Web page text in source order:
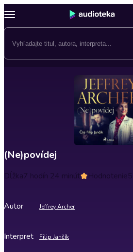
(Ne)povídej
Dĺžka7 hodín 24 minút Hodnotenie5
Autor Jeffrey Archer
Interpret Filip Jančík